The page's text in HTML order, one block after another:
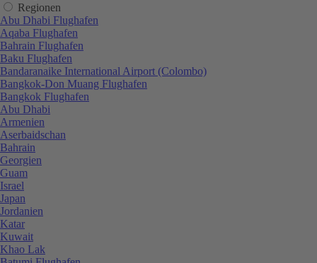
Regionen
Abu Dhabi Flughafen
Aqaba Flughafen
Bahrain Flughafen
Baku Flughafen
Bandaranaike International Airport (Colombo)
Bangkok-Don Muang Flughafen
Bangkok Flughafen
Abu Dhabi
Armenien
Aserbaidschan
Bahrain
Georgien
Guam
Israel
Japan
Jordanien
Katar
Kuwait
Khao Lak